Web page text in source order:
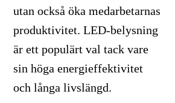
utan också öka medarbetarnas
produktivitet. LED-belysning
är ett populärt val tack vare
sin höga energieffektivitet
och långa livslängd.